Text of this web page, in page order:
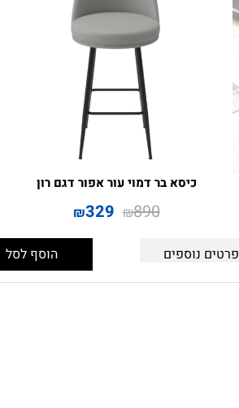
כיסא בר דמוי עור אפור דגם רון
₪890
₪329
פרטים נוספים הוסף לסל